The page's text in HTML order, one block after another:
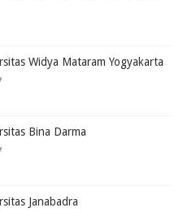
Widya Mataram Yogyakarta
Bina Darma
Janabadra